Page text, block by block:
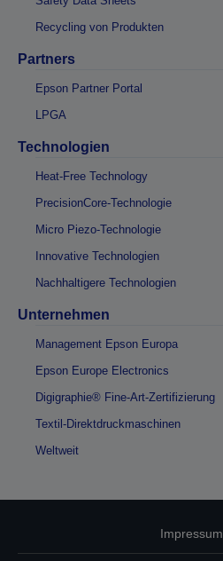
Recycling von Produkten
Partners
Epson Partner Portal
LPGA
Technologien
Heat-Free Technology
PrecisionCore-Technologie
Micro Piezo-Technologie
Innovative Technologien
Nachhaltigere Technologien
Unternehmen
Management Epson Europa
Epson Europe Electronics
Digigraphie® Fine-Art-Zertifizierung
Textil-Direktdruckmaschinen
Weltweit
Impressum